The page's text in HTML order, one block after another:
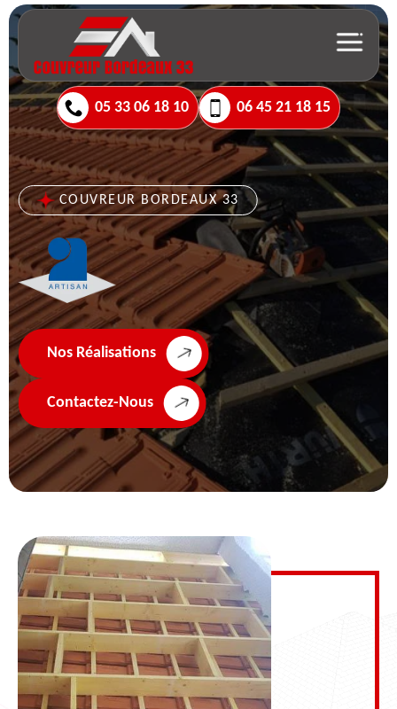
05 33 06 18 10 06 45 21 18 15
COUVREUR BORDEAUX 33
Nos Réalisations
Contactez-Nous